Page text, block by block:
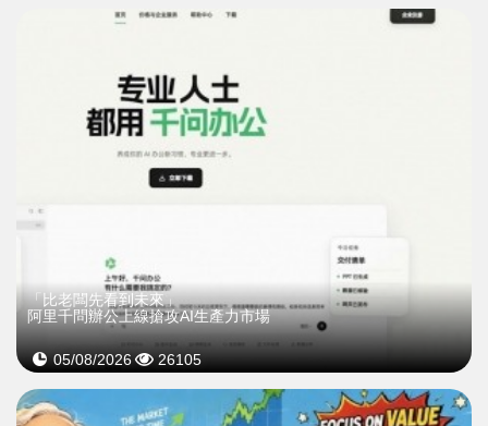
「比老闆先看到未來」
阿里千問辦公上線搶攻AI生產力市場
05/08/2026 26105